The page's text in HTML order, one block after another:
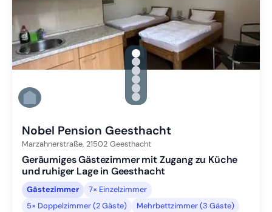
gallery.slide_selector
Zu Slide 1 wechseln
Zu Slide 2 wechseln
Zu Slide 3 wechseln
Zu Slide 4 wechseln
Zu Slide 5 wechseln
Zu Slide 6 wechseln
Nobel Pension Geesthacht
Marzahnerstraße, 21502 Geesthacht
Geräumiges Gästezimmer mit Zugang zu Küche
und ruhiger Lage in Geesthacht
Gästezimmer
7× Einzelzimmer
5× Doppelzimmer (2 Gäste)
Mehrbettzimmer (3 Gäste)